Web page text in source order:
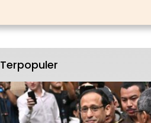
Terpopuler